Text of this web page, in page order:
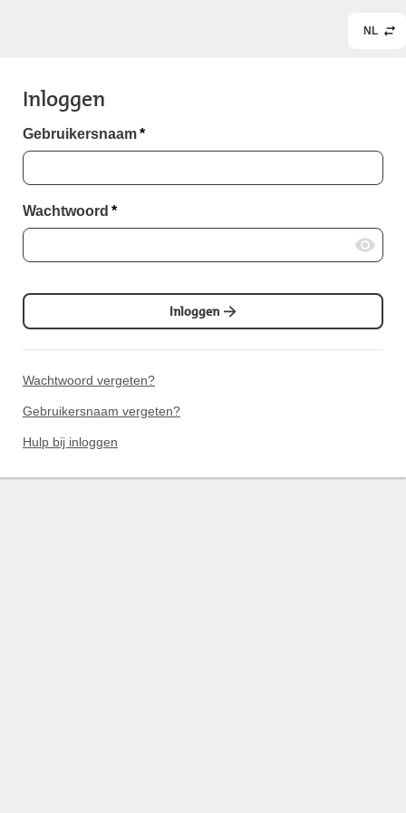
NL
Inloggen
Gebruikersnaam*
Wachtwoord *
Inloggen
Wachtwoord vergeten?
Gebruikersnaam vergeten?
Hulp bij inloggen